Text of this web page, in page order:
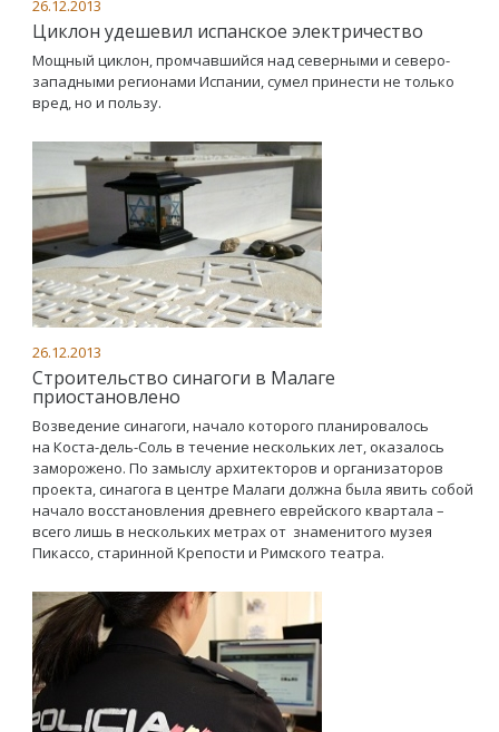
26.12.2013
Циклон удешевил испанское электричество
Мощный циклон, промчавшийся над северными и северо-
западными регионами Испании, сумел принести не только
вред, но и пользу.
26.12.2013
Строительство синагоги в Малаге
приостановлено
Возведение синагоги, начало которого планировалось
на Коста-дель-Соль в течение нескольких лет, оказалось
заморожено. По замыслу архитекторов и организаторов
проекта, синагога в центре Малаги должна была явить собой
начало восстановления древнего еврейского квартала –
всего лишь в нескольких метрах от знаменитого музея
Пикассо, старинной Крепости и Римского театра.